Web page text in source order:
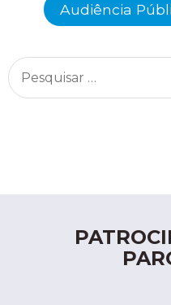
Audiência
Pesquisar
por: